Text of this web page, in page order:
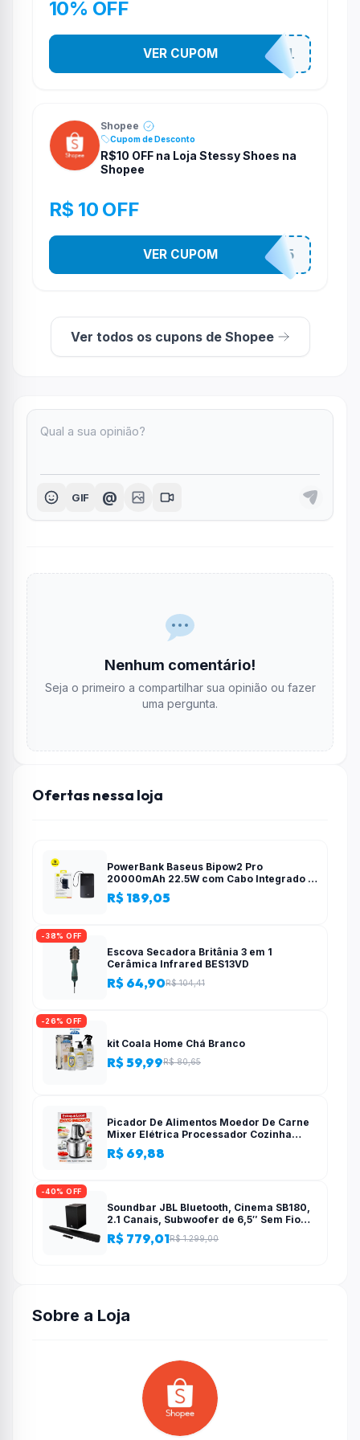
10% OFF
STES2541
VER CUPOM
Shopee
Cupom de Desconto
R$10 OFF na Loja Stessy Shoes na
Shopee
R$ 10 OFF
STES2525
VER CUPOM
Ver todos os cupons de Shopee
GIF @
Nenhum comentário!
Seja o primeiro a compartilhar sua opinião ou fazer
uma pergunta.
Ofertas nessa loja
PowerBank Baseus Bipow2 Pro
20000mAh 22.5W com Cabo Integrado e
Display Digital EnerFill FC51
R$ 189,05
-38% OFF
Escova Secadora Britânia 3 em 1
Cerâmica Infrared BES13VD
R$ 64,90R$ 104,41
-26% OFF
kit Coala Home Chá Branco
R$ 59,99R$ 80,65
Picador De Alimentos Moedor De Carne
Mixer Elétrica Processador Cozinha
Casa Alho – 110v-220v
R$ 69,88
-40% OFF
Soundbar JBL Bluetooth, Cinema SB180,
2.1 Canais, Subwoofer de 6,5″ Sem Fio
110W RMS
R$ 779,01R$ 1.299,00
Sobre a Loja